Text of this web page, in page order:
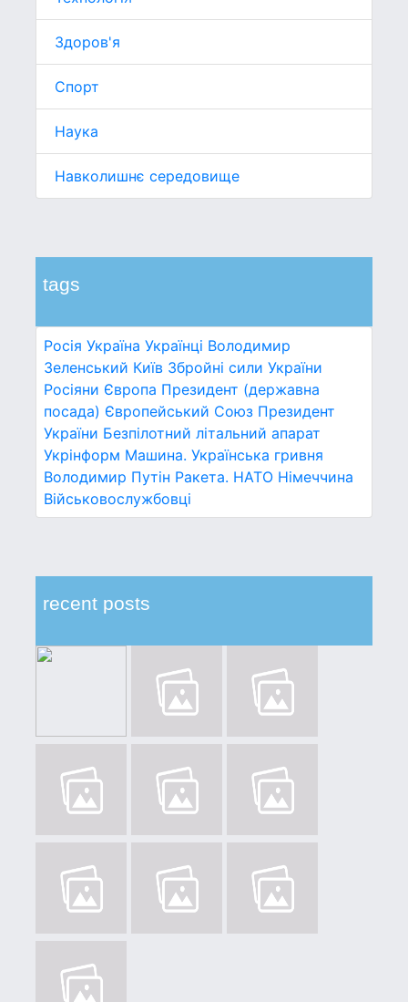
Здоров'я
Спорт
Наука
Навколишнє середовище
tags
Росія Україна Українці Володимир
Зеленський Київ Збройні сили України
Росіяни Європа Президент (державна
посада) Європейський Союз Президент
України Безпілотний літальний апарат
Укрінформ Машина. Українська гривня
Володимир Путін Ракета. НАТО Німеччина
Військовослужбовці
recent posts